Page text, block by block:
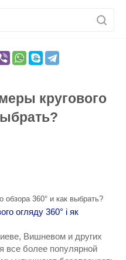
кругового
обзора 360° и как выбрать?
огляду 360° і як
Вишневом и других
все более популярной